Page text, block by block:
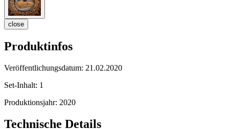
close
Produktinfos
Veröffentlichungsdatum: 21.02.2020
Set-Inhalt: 1
Produktionsjahr: 2020
Technische Details